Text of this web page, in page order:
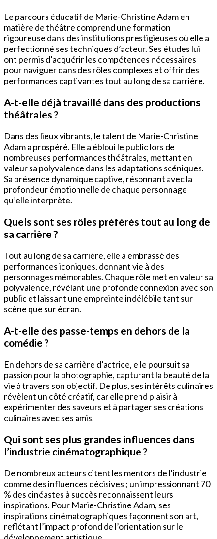
Le parcours éducatif de Marie-Christine Adam en
matière de théâtre comprend une formation
rigoureuse dans des institutions prestigieuses où elle a
perfectionné ses techniques d’acteur. Ses études lui
ont permis d’acquérir les compétences nécessaires
pour naviguer dans des rôles complexes et offrir des
performances captivantes tout au long de sa carrière.
A-t-elle déjà travaillé dans des productions
théâtrales ?
Dans des lieux vibrants, le talent de Marie-Christine
Adam a prospéré. Elle a ébloui le public lors de
nombreuses performances théâtrales, mettant en
valeur sa polyvalence dans les adaptations scéniques.
Sa présence dynamique captive, résonnant avec la
profondeur émotionnelle de chaque personnage
qu’elle interprète.
Quels sont ses rôles préférés tout au long de
sa carrière ?
Tout au long de sa carrière, elle a embrassé des
performances iconiques, donnant vie à des
personnages mémorables. Chaque rôle met en valeur sa
polyvalence, révélant une profonde connexion avec son
public et laissant une empreinte indélébile tant sur
scène que sur écran.
A-t-elle des passe-temps en dehors de la
comédie ?
En dehors de sa carrière d’actrice, elle poursuit sa
passion pour la photographie, capturant la beauté de la
vie à travers son objectif. De plus, ses intérêts culinaires
révèlent un côté créatif, car elle prend plaisir à
expérimenter des saveurs et à partager ses créations
culinaires avec ses amis.
Qui sont ses plus grandes influences dans
l’industrie cinématographique ?
De nombreux acteurs citent les mentors de l’industrie
comme des influences décisives ; un impressionnant 70
% des cinéastes à succès reconnaissent leurs
inspirations. Pour Marie-Christine Adam, ses
inspirations cinématographiques façonnent son art,
reflétant l’impact profond de l’orientation sur le